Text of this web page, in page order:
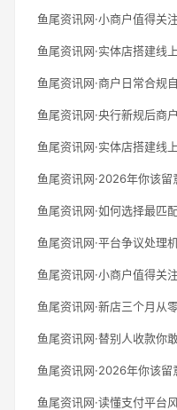
鱼尾资讯网·小商户值得关
鱼尾资讯网·实体店搭建线
鱼尾资讯网·商户日常合规
鱼尾资讯网·央行新规后商
鱼尾资讯网·实体店搭建线
鱼尾资讯网·2026年你该
鱼尾资讯网·如何选择最匹
鱼尾资讯网·平台争议处理
鱼尾资讯网·小商户值得关
鱼尾资讯网·新店三个月从
鱼尾资讯网·替别人收款你
鱼尾资讯网·2026年你该
鱼尾资讯网·读懂支付平台